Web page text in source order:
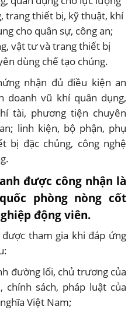
trang thiết bị, kỹ thuật, khí
cho quân sự, công an;
vật tư và trang thiết bị
dùng chế tạo chúng.
nhận đủ điều kiện an
doanh vũ khí quân dụng,
tài, phương tiện chuyên
linh kiện, bộ phận, phụ
bị đặc chủng, công nghệ
được công nhận là
phòng nòng cốt
động viên.
tham gia khi đáp ứng
đường lối, chủ trương của
chính sách, pháp luật của
Việt Nam;